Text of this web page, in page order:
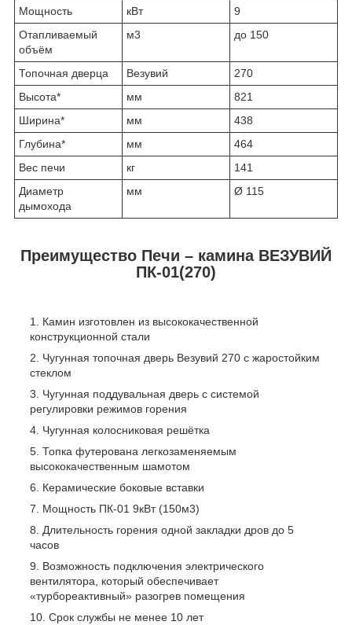
Мощность
кВт
9
Отапливаемый
объём
м3 до 150
Топочная дверца Везувий
270
Высота*
мм
821
Ширина*
мм
438
Глубина*
мм
464
Вес печи
кг
141
Диаметр
дымохода
мм Ø 115
Преимущество Печи – камина ВЕЗУВИЙ
ПК-01(270)
Камин изготовлен из высококачественной
конструкционной стали
Чугунная топочная дверь Везувий 270 с жаростойким
стеклом
Чугунная поддувальная дверь с системой
регулировки режимов горения
Чугунная колосниковая решётка
Топка футерована легкозаменяемым
высококачественным шамотом
Керамические боковые вставки
Мощность ПК-01 9кВт (150м3)
Длительность горения одной закладки дров до 5
часов
Возможность подключения электрического
вентилятора, который обеспечивает
«турбореактивный» разогрев помещения
Срок службы не менее 10 лет